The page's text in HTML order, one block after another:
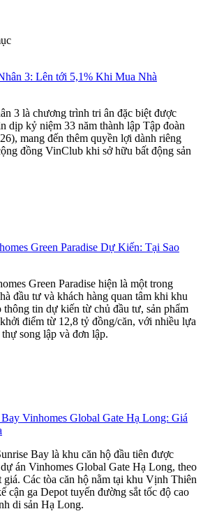
3: Lên tới 5,1% Khi Mua Nhà
3 là chương trình tri ân đặc biệt được
dịp kỷ niệm 33 năm thành lập Tập đoàn
mang đến thêm quyền lợi dành riêng
đồng VinClub khi sở hữu bất động sản
Green Paradise Dự Kiến: Tại Sao
Green Paradise hiện là một trong
đầu tư và khách hàng quan tâm khi khu
tin dự kiến từ chủ đầu tư, sản phẩm
điểm từ 12,8 tỷ đồng/căn, với nhiều lựa
song lập và đơn lập.
Vinhomes Global Gate Hạ Long: Giá
Bay là khu căn hộ đầu tiên được
án Vinhomes Global Gate Hạ Long, theo
giá. Các tòa căn hộ nằm tại khu Vịnh Thiên
cận ga Depot tuyến đường sắt tốc độ cao
di sản Hạ Long.